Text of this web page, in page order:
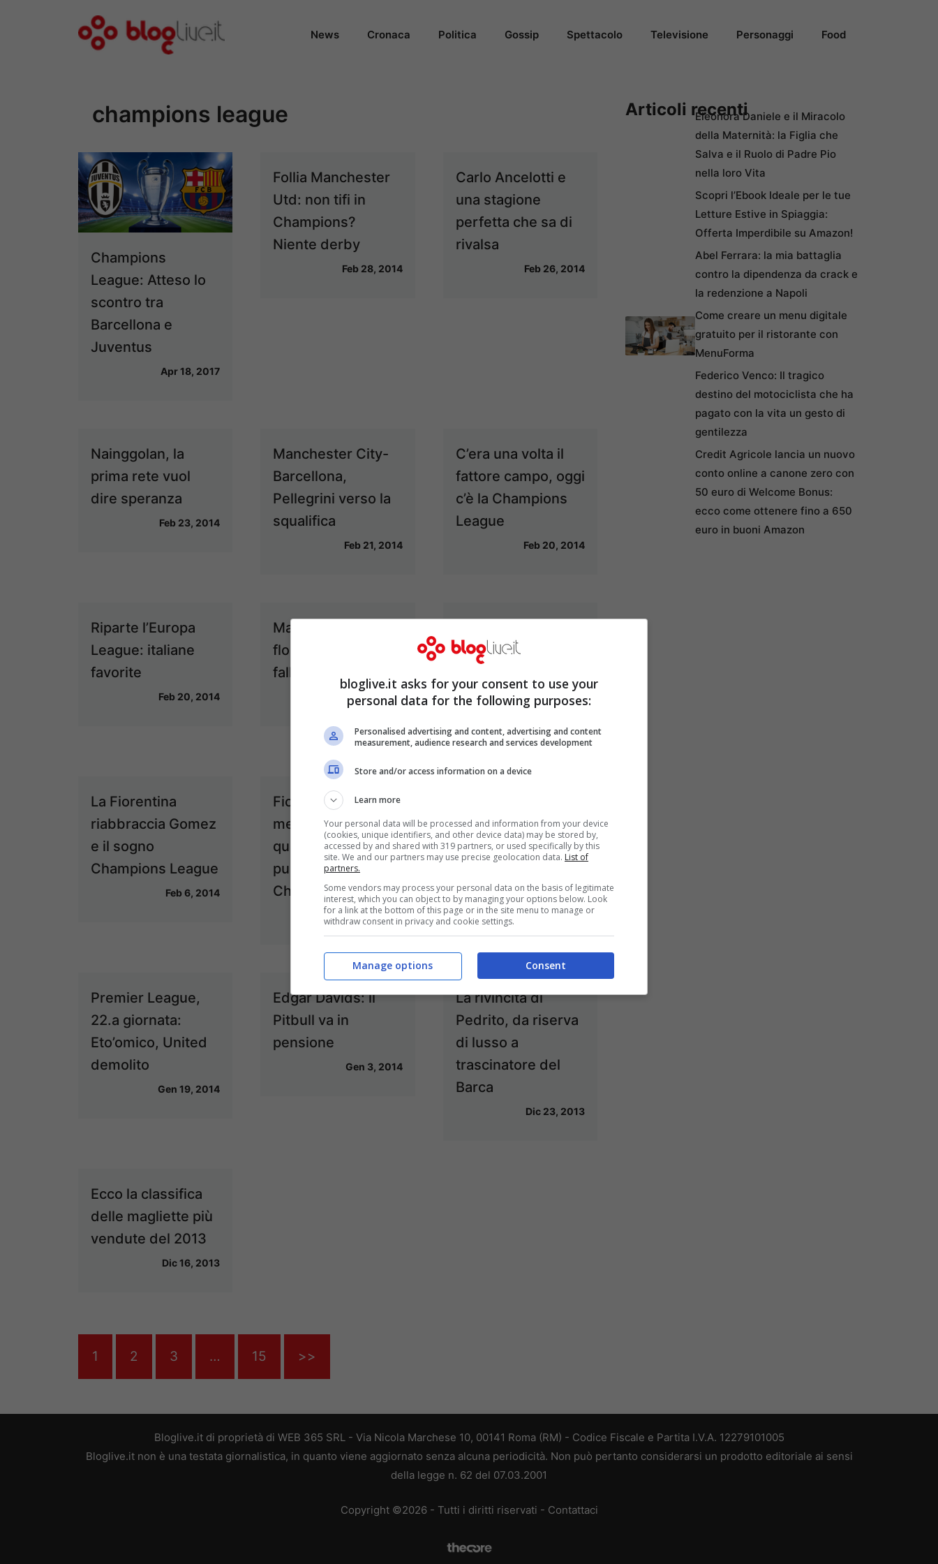
News Cronaca Politica Gossip Spettacolo Televisione Personaggi Food
champions league
Champions
League: Atteso lo
scontro tra
Barcellona e
Juventus
Apr 18, 2017
Follia Manchester
Utd: non tifi in
Champions?
Niente derby
Feb 28, 2014
Carlo Ancelotti e
una stagione
perfetta che sa di
rivalsa
Feb 26, 2014
Nainggolan, la
prima rete vuol
dire speranza
Feb 23, 2014
Manchester City-
Barcellona,
Pellegrini verso la
squalifica
Feb 21, 2014
C’era una volta il
fattore campo, oggi
c’è la Champions
League
Feb 20, 2014
Riparte l’Europa
League: italiane
favorite
Feb 20, 2014
Manchester City
flop: le ragioni del
fallimento europeo
Feb 19, 2014
preview: che
Barcellona
La Fiorentina
riabbraccia Gomez
e il sogno
Champions League
Feb 6, 2014
Fiorentina: un
mercato di gennaio
quasi perfetto, si
punta alla
Champions
Feb 3, 2014
Juventus è casa
mia, resto qui’
Premier League,
22.a giornata:
Eto’omico, United
demolito
Gen 19, 2014
Edgar Davids: il
Pitbull va in
pensione
Gen 3, 2014
La rivincita di
Pedrito, da riserva
di lusso a
trascinatore del
Barca
Dic 23, 2013
Ecco la classifica
delle magliette più
vendute del 2013
Dic 16, 2013
1 2 3 … 15 >>
Articoli recentiEleonora Daniele e il Miracolo
della Maternità: la Figlia che
Salva e il Ruolo di Padre Pio
nella loro Vita
Scopri l’Ebook Ideale per le tue
Letture Estive in Spiaggia:
Offerta Imperdibile su Amazon!
Abel Ferrara: la mia battaglia
contro la dipendenza da crack e
la redenzione a Napoli
Come creare un menu digitale
gratuito per il ristorante con
MenuForma
Federico Venco: Il tragico
destino del motociclista che ha
pagato con la vita un gesto di
gentilezza
Credit Agricole lancia un nuovo
conto online a canone zero con
50 euro di Welcome Bonus:
ecco come ottenere fino a 650
euro in buoni Amazon
Bloglive.it di proprietà di WEB 365 SRL - Via Nicola Marchese 10, 00141 Roma (RM) - Codice Fiscale e Partita I.V.A. 12279101005
Bloglive.it non è una testata giornalistica, in quanto viene aggiornato senza alcuna periodicità. Non può pertanto considerarsi un prodotto editoriale ai sensi
della legge n. 62 del 07.03.2001
Copyright ©2026 - Tutti i diritti riservati - Contattaci
bloglive.it asks for your consent to use your
personal data for the following purposes:
Personalised advertising and content, advertising and content
measurement, audience research and services development
Store and/or access information on a device
Learn more
Your personal data will be processed and information from your device
(cookies, unique identifiers, and other device data) may be stored by,
accessed by and shared with 319 partners, or used specifically by this
site. We and our partners may use precise geolocation data. List of
partners.
Some vendors may process your personal data on the basis of legitimate
interest, which you can object to by managing your options below. Look
for a link at the bottom of this page or in the site menu to manage or
withdraw consent in privacy and cookie settings.
Consent
Manage options